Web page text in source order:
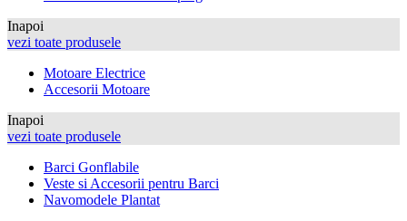
Inapoi
vezi toate produsele
Motoare Electrice
Accesorii Motoare
Inapoi
vezi toate produsele
Barci Gonflabile
Veste si Accesorii pentru Barci
Navomodele Plantat